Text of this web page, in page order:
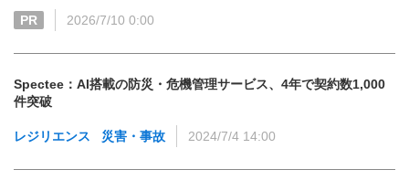
PR 2026/7/10 0:00
Spectee：AI搭載の防災・危機管理サービス、4年で契約数1,000
件突破
レジリエンス 災害・事故 2024/7/4 14:00